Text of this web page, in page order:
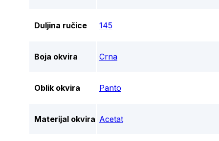
Duljina ručice 145
Boja okvira Crna
Oblik okvira Panto
Materijal okvira Acetat